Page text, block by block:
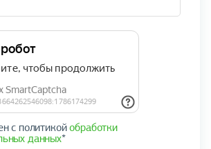
с политикойобработки
данных*